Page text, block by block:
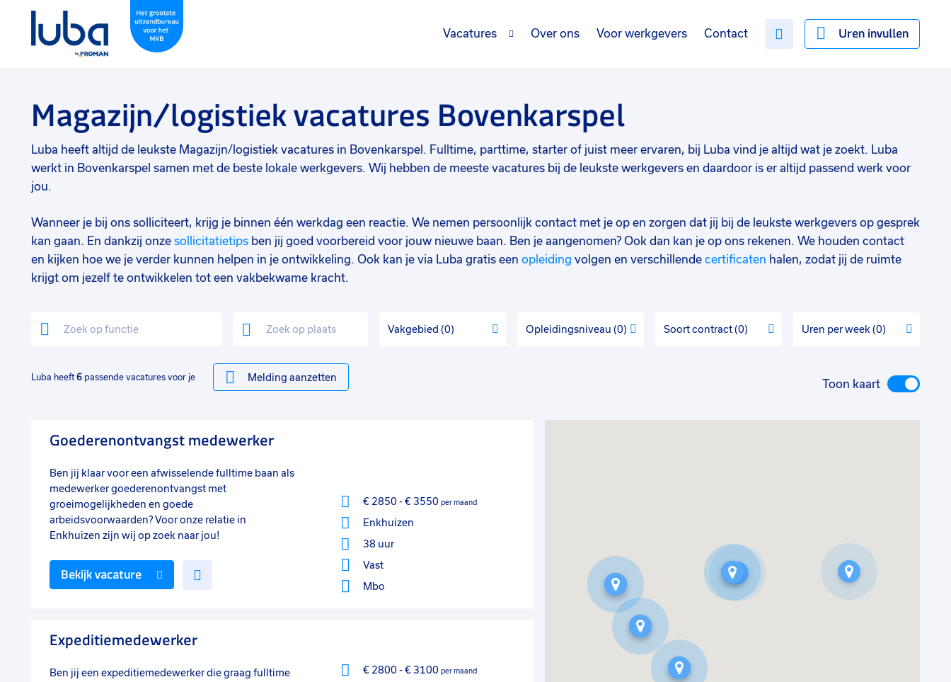
Uren invullen
Vacatures Over ons Voor werkgevers Contact
Magazijn/logistiek vacatures Bovenkarspel
Luba heeft altijd de leukste Magazijn/logistiek vacatures in Bovenkarspel. Fulltime, parttime, starter of juist meer ervaren, bij Luba vind je altijd wat je zoekt. Luba
werkt in Bovenkarspel samen met de beste lokale werkgevers. Wij hebben de meeste vacatures bij de leukste werkgevers en daardoor is er altijd passend werk voor
jou.
Wanneer je bij ons solliciteert, krijg je binnen één werkdag een reactie. We nemen persoonlijk contact met je op en zorgen dat jij bij de leukste werkgevers op gesprek
kan gaan. En dankzij onze sollicitatietips ben jij goed voorbereid voor jouw nieuwe baan. Ben je aangenomen? Ook dan kan je op ons rekenen. We houden contact
en kijken hoe we je verder kunnen helpen in je ontwikkeling. Ook kan je via Luba gratis een opleiding volgen en verschillende certificaten halen, zodat jij de ruimte
krijgt om jezelf te ontwikkelen tot een vakbekwame kracht.
Vakgebied 0 Opleidingsniveau 0 Soort contract 0 Uren per week 0
Luba heeft 6 passende vacatures voor je Melding aanzetten Toon kaart
Goederenontvangst medewerker
Ben jij klaar voor een afwisselende fulltime baan als
medewerker goederenontvangst met
groeimogelijkheden en goede
arbeidsvoorwaarden? Voor onze relatie in
Enkhuizen zijn wij op zoek naar jou!
€ 2850- € 3550 per maand
Enkhuizen
38 uur
Vast
Mbo
Bekijk vacature
Expeditiemedewerker
Ben jij een expeditiemedewerker die graag fulltime
€ 2800- € 3100 per maand